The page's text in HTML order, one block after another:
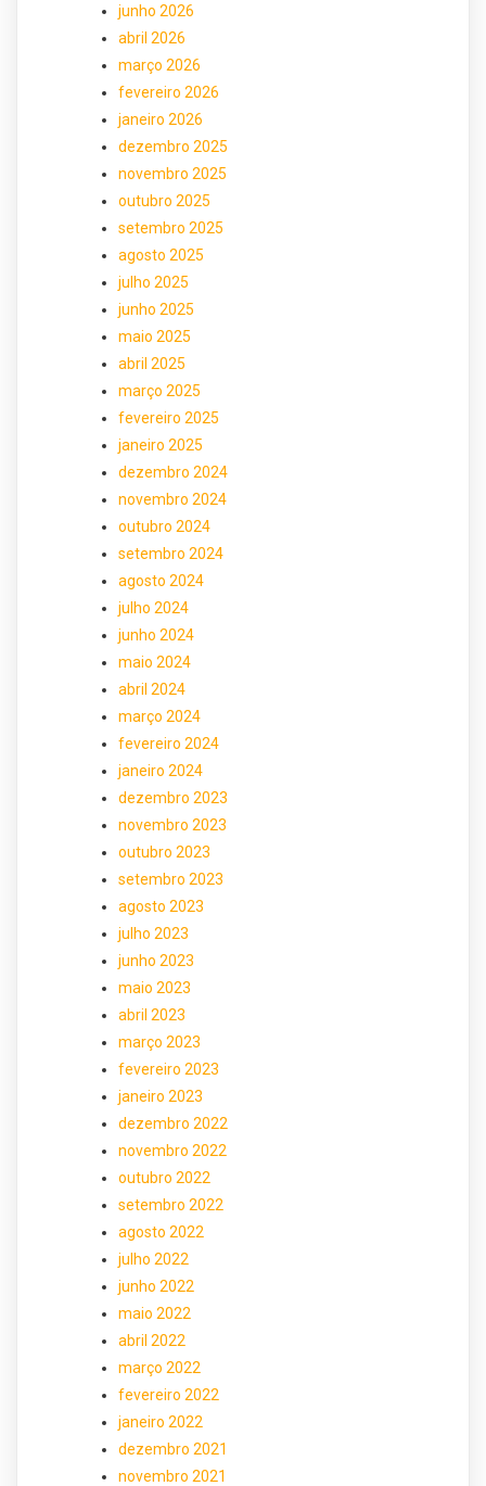
junho 2026
abril 2026
março 2026
fevereiro 2026
janeiro 2026
dezembro 2025
novembro 2025
outubro 2025
setembro 2025
agosto 2025
julho 2025
junho 2025
maio 2025
abril 2025
março 2025
fevereiro 2025
janeiro 2025
dezembro 2024
novembro 2024
outubro 2024
setembro 2024
agosto 2024
julho 2024
junho 2024
maio 2024
abril 2024
março 2024
fevereiro 2024
janeiro 2024
dezembro 2023
novembro 2023
outubro 2023
setembro 2023
agosto 2023
julho 2023
junho 2023
maio 2023
abril 2023
março 2023
fevereiro 2023
janeiro 2023
dezembro 2022
novembro 2022
outubro 2022
setembro 2022
agosto 2022
julho 2022
junho 2022
maio 2022
abril 2022
março 2022
fevereiro 2022
janeiro 2022
dezembro 2021
novembro 2021